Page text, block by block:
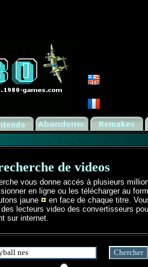
de videos
vous donne accés à plusieurs
en ligne ou les télécharger au
jaune
en face de chaque titre.
lecteurs video des convertisseurs
sur internet.